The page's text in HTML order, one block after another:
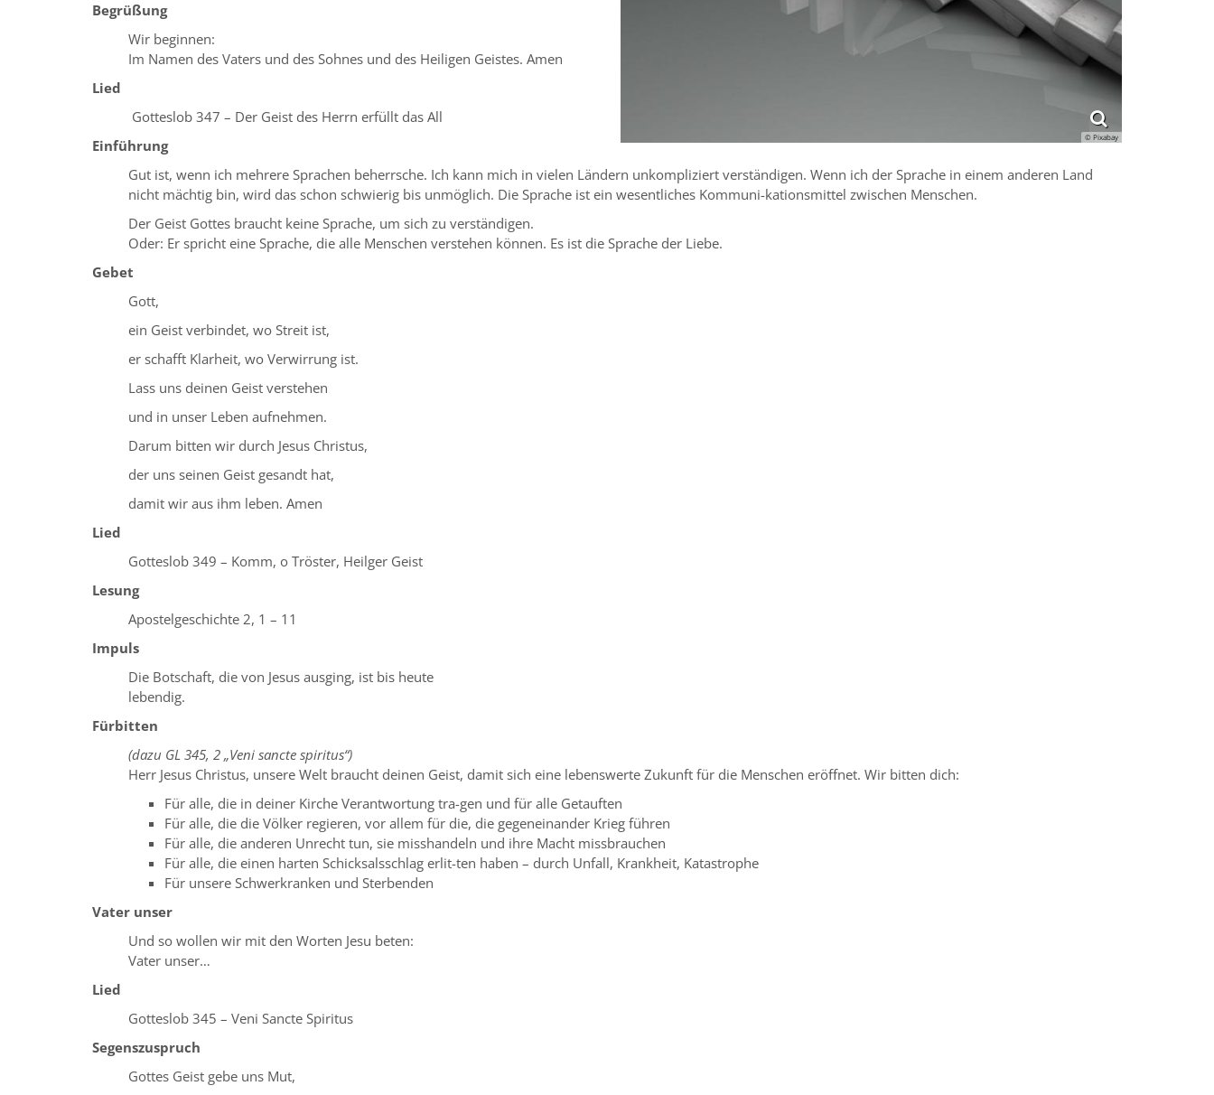
© Pixabay
Begrüßung
Wir beginnen:
Im Namen des Vaters und des Sohnes und des Heiligen Geistes. Amen
Lied
Gotteslob 347 – Der Geist des Herrn erfüllt das All
Einführung
Gut ist, wenn ich mehrere Sprachen beherrsche. Ich kann mich in vielen Ländern unkompliziert verständigen. Wenn ich der Sprache in einem anderen Land
nicht mächtig bin, wird das schon schwierig bis unmöglich. Die Sprache ist ein wesentliches Kommuni-kationsmittel zwischen Menschen.
Der Geist Gottes braucht keine Sprache, um sich zu verständigen.
Oder: Er spricht eine Sprache, die alle Menschen verstehen können. Es ist die Sprache der Liebe.
Gebet
Gott,
ein Geist verbindet, wo Streit ist,
er schafft Klarheit, wo Verwirrung ist.
Lass uns deinen Geist verstehen
und in unser Leben aufnehmen.
Darum bitten wir durch Jesus Christus,
der uns seinen Geist gesandt hat,
damit wir aus ihm leben. Amen
Lied
Gotteslob 349 – Komm, o Tröster, Heilger Geist
Lesung
Apostelgeschichte 2, 1 – 11
Impuls
Die Botschaft, die von Jesus ausging, ist bis heute
lebendig.
Fürbitten
(dazu GL 345, 2 „Veni sancte spiritus“)
Herr Jesus Christus, unsere Welt braucht deinen Geist, damit sich eine lebenswerte Zukunft für die Menschen eröffnet. Wir bitten dich:
Für alle, die in deiner Kirche Verantwortung tra-gen und für alle Getauften
Für alle, die die Völker regieren, vor allem für die, die gegeneinander Krieg führen
Für alle, die anderen Unrecht tun, sie misshandeln und ihre Macht missbrauchen
Für alle, die einen harten Schicksalsschlag erlit-ten haben – durch Unfall, Krankheit, Katastrophe
Für unsere Schwerkranken und Sterbenden
Vater unser
Und so wollen wir mit den Worten Jesu beten:
Vater unser…
Lied
Gotteslob 345 – Veni Sancte Spiritus
Segenszuspruch
Gottes Geist gebe uns Mut,